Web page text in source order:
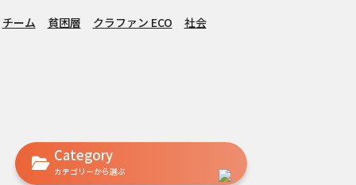
チーム 貧困層 クラファン ECO 社会
Category
カテゴリーから選ぶ